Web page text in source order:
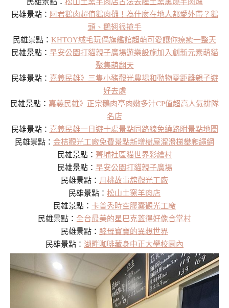
民雄景點： 松山土窯羊肉店古法去腥土窯薰燒羊肉爐
民雄景點： 阿君鵝肉超值鵝肉攤！為什麼在地人都愛外帶？鵝
頭、鵝翅很搶手
民雄景點： KHTOY絨毛玩偶旗艦館超萌可愛讓你療癒一整天
民雄景點： 早安公園打貓親子廣場遊樂設施加入創新元素萌貓
聚集萌翻天
民雄景點： 嘉義民雄》三隻小豬觀光農場和動物零距離親子遊
好去處
民雄景點： 嘉義民雄》正宗鵝肉亭肉嫩多汁CP值超高人氣排隊
名店
民雄景點： 嘉義民雄一日遊十處景點同路線免繞路附景點地圖
民雄景點： 金桔觀光工廠免費景點新增樹屋溜滑梯攀爬繩網
民雄景點： 菁埔社區貓世界彩繪村
民雄景點： 早安公園打貓親子廣場
民雄景點： 月桃故事舘觀光工廠
民雄景點： 松山土窯羊肉店
民雄景點： 卡普秀時空膠囊觀光工廠
民雄景點： 全台最美的星巴克蓋得好像合掌村
民雄景點： 酵母寶寶的異想世界
民雄景點： 湖畔咖啡藏身中正大學校園內